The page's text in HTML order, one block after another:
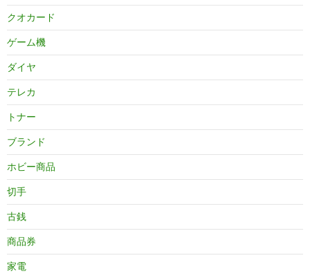
クオカード
ゲーム機
ダイヤ
テレカ
トナー
ブランド
ホビー商品
切手
古銭
商品券
家電